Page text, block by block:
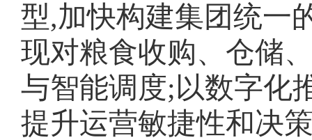
型,加快构建集团统一
现对粮食收购、仓储
与智能调度;以数字化
提升运营敏捷性和决